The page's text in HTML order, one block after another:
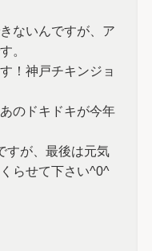
ないんですが、ア
。
！神戸チキンジョ
のドキドキが今年
すが、最後は元気
らせて下さい^0^